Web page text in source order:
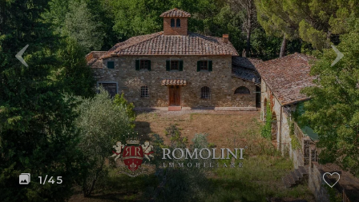
AREA RISERVATA
WISHLIST (0)
1/45